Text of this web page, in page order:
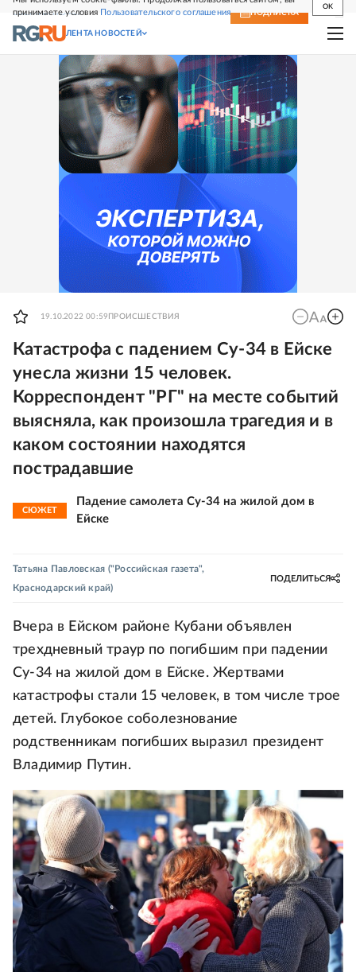
принимаете условия Пользовательского соглашения
OK
СВЕЖИЙ НОМЕР ПОДПИСКА
ЛЕНТА НОВОСТЕЙ
19.10.2022 00:59 ПРОИСШЕСТВИЯ
Катастрофа с падением Су-34 в Ейске
унесла жизни 15 человек.
Корреспондент "РГ" на месте событий
выясняла, как произошла трагедия и в
каком состоянии находятся
пострадавшие
СЮЖЕТ
Падение самолета Су-34 на жилой дом в
Ейске
Татьяна Павловская ("Российская газета",
Краснодарский край)
ПОДЕЛИТЬСЯ
Вчера в Ейском районе Кубани объявлен
трехдневный траур по погибшим при падении
Су-34 на жилой дом в Ейске. Жертвами
катастрофы стали 15 человек, в том числе трое
детей. Глубокое соболезнование
родственникам погибших выразил президент
Владимир Путин.